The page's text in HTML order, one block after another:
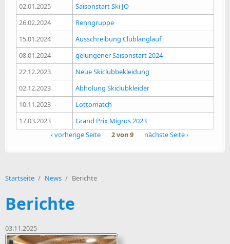
02.01.2025
Saisonstart Ski JO
26.02.2024
Renngruppe
15.01.2024
Ausschreibung Clublanglauf
08.01.2024
gelungener Saisonstart 2024
22.12.2023
Neue Skiclubbekleidung
02.12.2023
Abholung Skiclubkleider
10.11.2023
Lottomatch
17.03.2023
Grand Prix Migros 2023
‹ vorherige Seite
2 von 9 nächste Seite ›
Startseite / News / Berichte
Berichte
03.11.2025